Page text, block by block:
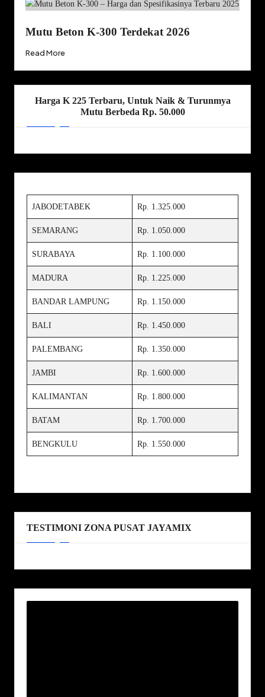
Mutu Beton K-300 Terdekat 2026
Read More
Harga K 225 Terbaru, Untuk Naik & Turunmya
Mutu Berbeda Rp. 50.000
JABODETABEK Rp. 1.325.000
SEMARANG Rp. 1.050.000
SURABAYA Rp. 1.100.000
MADURA Rp. 1.225.000
BANDAR LAMPUNG Rp. 1.150.000
BALI Rp. 1.450.000
PALEMBANG Rp. 1.350.000
JAMBI Rp. 1.600.000
KALIMANTAN Rp. 1.800.000
BATAM Rp. 1.700.000
BENGKULU Rp. 1.550.000
TESTIMONI ZONA PUSAT JAYAMIX